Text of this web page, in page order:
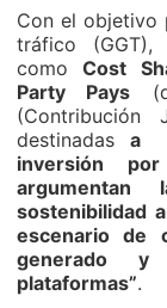
Con el objetivo
tráfico (GGT),
comoCost
Party Pays
destinadas a
inversión
sostenibilidad
escenario de
generado y
plataformas”.